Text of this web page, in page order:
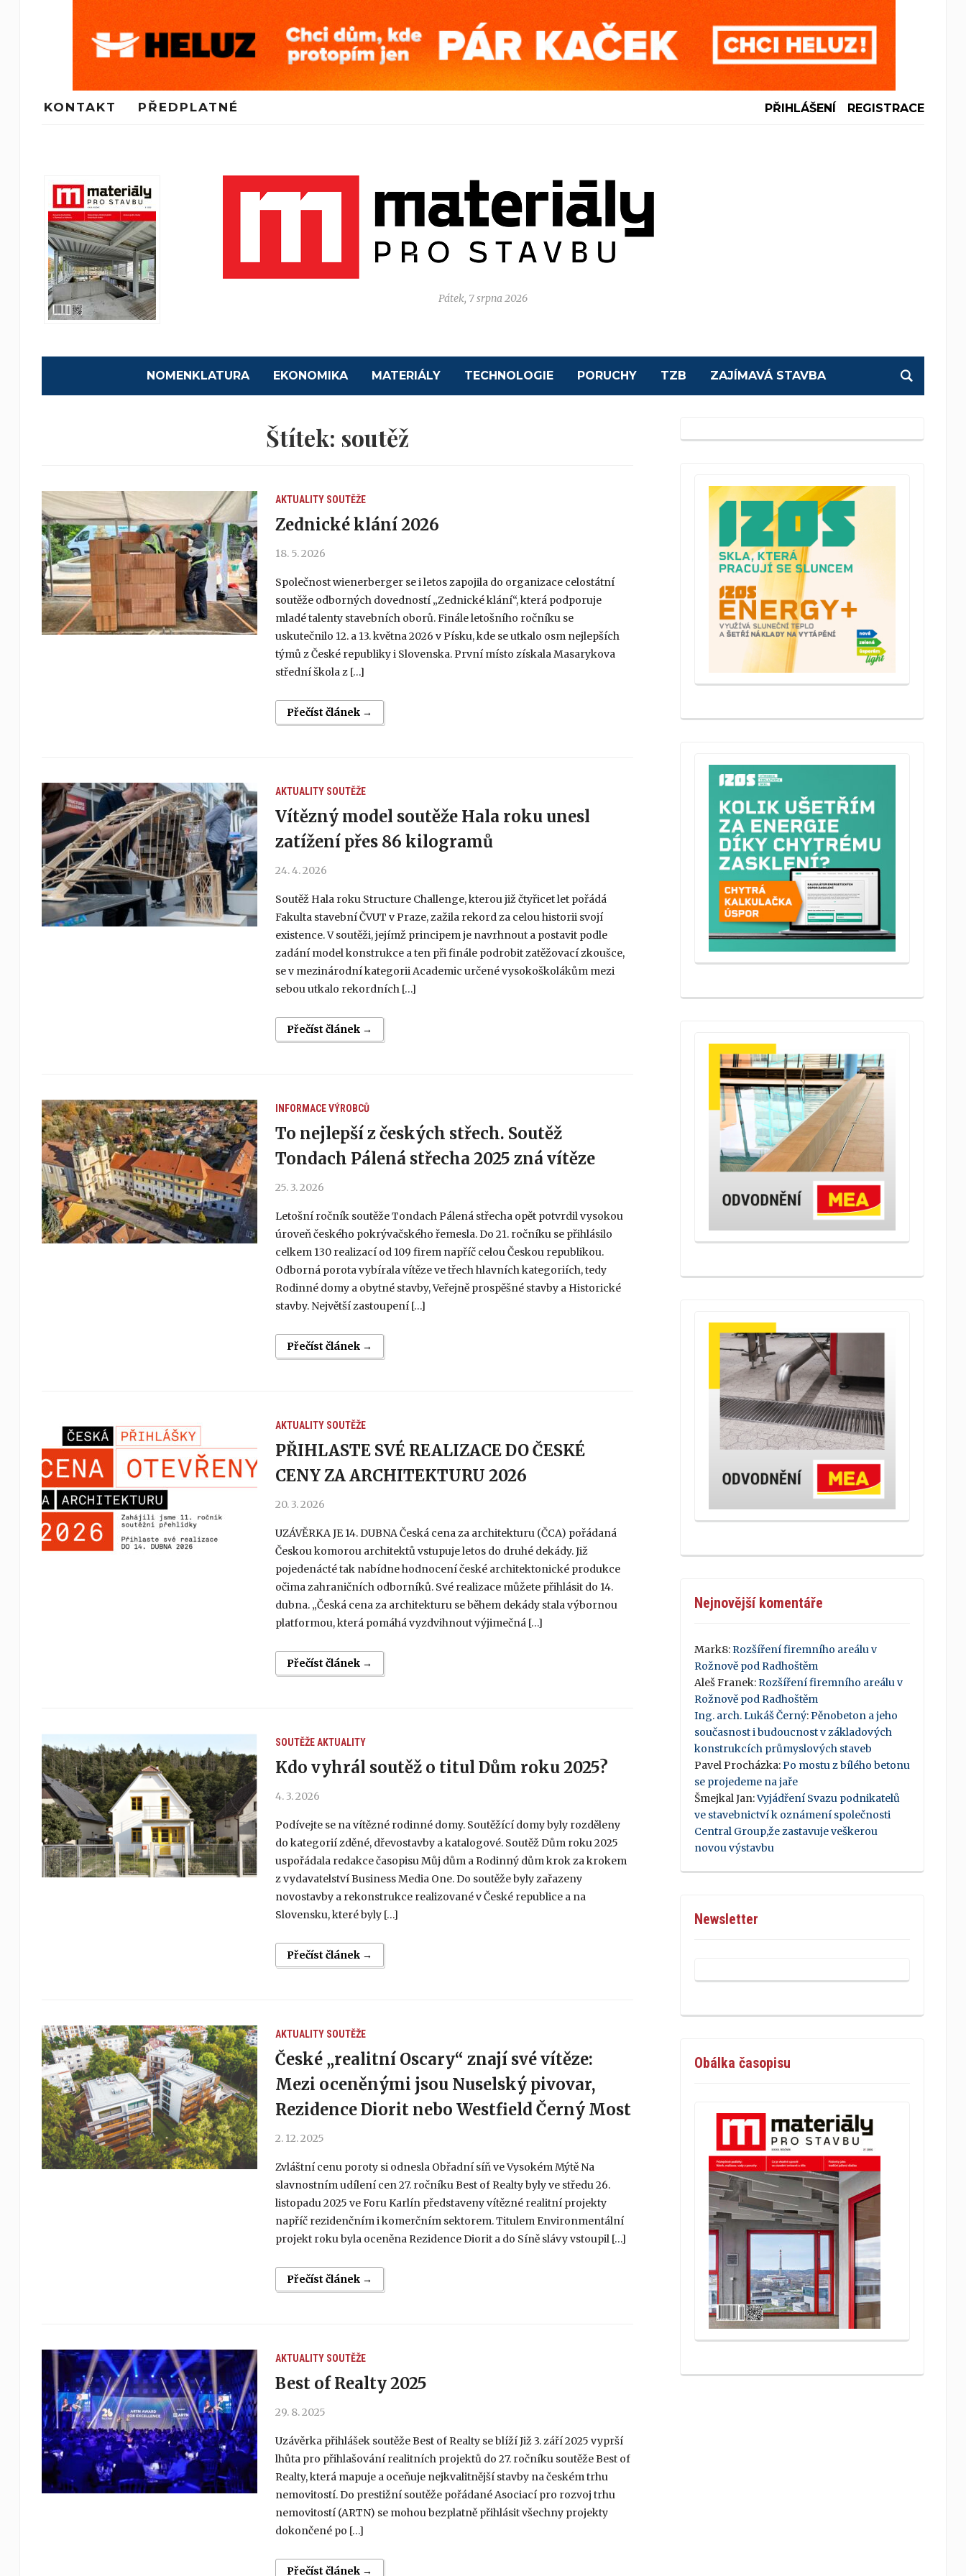
KONTAKT PŘEDPLATNÉ PŘIHLÁŠENÍ REGISTRACE
Pátek, 7 srpna 2026
NOMENKLATURA EKONOMIKA MATERIÁLY TECHNOLOGIE PORUCHY TZB ZAJÍMAVÁ STAVBA
Štítek: soutěž
AKTUALITY SOUTĚŽE
Zednické klání 2026
18. 5. 2026
Společnost wienerberger se i letos zapojila do organizace celostátní
soutěže odborných dovedností „Zednické klání“, která podporuje
mladé talenty stavebních oborů. Finále letošního ročníku se
uskutečnilo 12. a 13. května 2026 v Písku, kde se utkalo osm nejlepších
týmů z České republiky i Slovenska. První místo získala Masarykova
střední škola z […]
Přečíst článek →
AKTUALITY SOUTĚŽE
Vítězný model soutěže Hala roku unesl
zatížení přes 86 kilogramů
24. 4. 2026
Soutěž Hala roku Structure Challenge, kterou již čtyřicet let pořádá
Fakulta stavební ČVUT v Praze, zažila rekord za celou historii svojí
existence. V soutěži, jejímž principem je navrhnout a postavit podle
zadání model konstrukce a ten při finále podrobit zatěžovací zkoušce,
se v mezinárodní kategorii Academic určené vysokoškolákům mezi
sebou utkalo rekordních […]
Přečíst článek →
INFORMACE VÝROBCŮ
To nejlepší z českých střech. Soutěž
Tondach Pálená střecha 2025 zná vítěze
25. 3. 2026
Letošní ročník soutěže Tondach Pálená střecha opět potvrdil vysokou
úroveň českého pokrývačského řemesla. Do 21. ročníku se přihlásilo
celkem 130 realizací od 109 firem napříč celou Českou republikou.
Odborná porota vybírala vítěze ve třech hlavních kategoriích, tedy
Rodinné domy a obytné stavby, Veřejně prospěšné stavby a Historické
stavby. Největší zastoupení […]
Přečíst článek →
AKTUALITY SOUTĚŽE
PŘIHLASTE SVÉ REALIZACE DO ČESKÉ
CENY ZA ARCHITEKTURU 2026
20. 3. 2026
UZÁVĚRKA JE 14. DUBNA Česká cena za architekturu (ČCA) pořádaná
Českou komorou architektů vstupuje letos do druhé dekády. Již
pojedenácté tak nabídne hodnocení české architektonické produkce
očima zahraničních odborníků. Své realizace můžete přihlásit do 14.
dubna. „Česká cena za architekturu se během dekády stala výbornou
platformou, která pomáhá vyzdvihnout výjimečná […]
Přečíst článek →
SOUTĚŽEAKTUALITY
Kdo vyhrál soutěž o titul Dům roku 2025?
4. 3. 2026
Podívejte se na vítězné rodinné domy. Soutěžící domy byly rozděleny
do kategorií zděné, dřevostavby a katalogové. Soutěž Dům roku 2025
uspořádala redakce časopisu Můj dům a Rodinný dům krok za krokem
z vydavatelství Business Media One. Do soutěže byly zařazeny
novostavby a rekonstrukce realizované v České republice a na
Slovensku, které byly […]
Přečíst článek →
AKTUALITY SOUTĚŽE
České „realitní Oscary“ znají své vítěze:
Mezi oceněnými jsou Nuselský pivovar,
Rezidence Diorit nebo Westfield Černý Most
2. 12. 2025
Zvláštní cenu poroty si odnesla Obřadní síň ve Vysokém Mýtě Na
slavnostním udílení cen 27. ročníku Best of Realty byly ve středu 26.
listopadu 2025 ve Foru Karlín představeny vítězné realitní projekty
napříč rezidenčním i komerčním sektorem. Titulem Environmentální
projekt roku byla oceněna Rezidence Diorit a do Síně slávy vstoupil […]
Přečíst článek →
AKTUALITY SOUTĚŽE
Best of Realty 2025
29. 8. 2025
Uzávěrka přihlášek soutěže Best of Realty se blíží Již 3. září 2025 vyprší
lhůta pro přihlašování realitních projektů do 27. ročníku soutěže Best of
Realty, která mapuje a oceňuje nejkvalitnější stavby na českém trhu
nemovitostí. Do prestižní soutěže pořádané Asociací pro rozvoj trhu
nemovitostí (ARTN) se mohou bezplatně přihlásit všechny projekty
dokončené po […]
Přečíst článek →
Nejnovější komentáře
Mark8:Rozšíření firemního areálu v
Rožnově pod Radhoštěm
Aleš Franek:Rozšíření firemního areálu v
Rožnově pod Radhoštěm
Ing. arch. Lukáš Černý:Pěnobeton a jeho
současnost i budoucnost v základových
konstrukcích průmyslových staveb
Pavel Procházka:Po mostu z bílého betonu
se projedeme na jaře
Šmejkal Jan:Vyjádření Svazu podnikatelů
ve stavebnictví k oznámení společnosti
Central Group,že zastavuje veškerou
novou výstavbu
Newsletter
Obálka časopisu